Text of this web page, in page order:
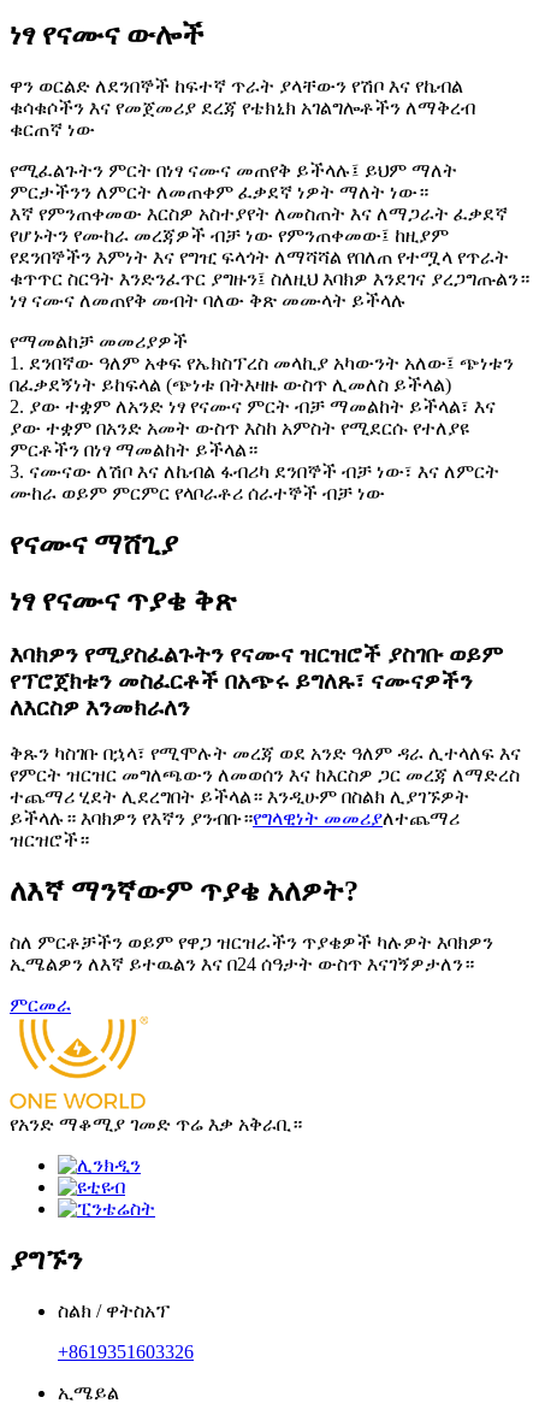
ነፃ የናሙና ውሎች
ዋን ወርልድ ለደንበኞች ከፍተኛ ጥራት ያላቸውን የሽቦ እና የኬብል
ቁሳቁሶችን እና የመጀመሪያ ደረጃ የቴክኒክ አገልግሎቶችን ለማቅረብ
ቁርጠኛ ነው
የሚፈልጉትን ምርት በነፃ ናሙና መጠየቅ ይችላሉ፤ ይህም ማለት
ምርታችንን ለምርት ለመጠቀም ፈቃደኛ ነዎት ማለት ነው።
እኛ የምንጠቀመው እርስዎ አስተያየት ለመስጠት እና ለማጋራት ፈቃደኛ
የሆኑትን የሙከራ መረጃዎች ብቻ ነው የምንጠቀመው፤ ከዚያም
የደንበኞችን እምነት እና የግዢ ፍላጎት ለማሻሻል የበለጠ የተሟላ የጥራት
ቁጥጥር ስርዓት እንድንፈጥር ያግዙን፤ ስለዚህ እባክዎ እንደገና ያረጋግጡልን።
ነፃ ናሙና ለመጠየቅ መብት ባለው ቅጽ መሙላት ይችላሉ
የማመልከቻ መመሪያዎች
1. ደንበኛው ዓለም አቀፍ የኤክስፕረስ መላኪያ አካውንት አለው፤ ጭነቱን
በፈቃደኝነት ይከፍላል (ጭነቱ በትእዛዙ ውስጥ ሊመለስ ይችላል)
2. ያው ተቋም ለአንድ ነፃ የናሙና ምርት ብቻ ማመልከት ይችላል፣ እና
ያው ተቋም በአንድ አመት ውስጥ እስከ አምስት የሚደርሱ የተለያዩ
ምርቶችን በነፃ ማመልከት ይችላል።
3. ናሙናው ለሽቦ እና ለኬብል ፋብሪካ ደንበኞች ብቻ ነው፣ እና ለምርት
ሙከራ ወይም ምርምር የላቦራቶሪ ሰራተኞች ብቻ ነው
የናሙና ማሸጊያ
ነፃ የናሙና ጥያቄ ቅጽ
እባክዎን የሚያስፈልጉትን የናሙና ዝርዝሮች ያስገቡ ወይም
የፕሮጀክቱን መስፈርቶች በአጭሩ ይግለጹ፣ ናሙናዎችን
ለእርስዎ እንመክራለን
ቅጹን ካስገቡ በኋላ፣ የሚሞሉት መረጃ ወደ አንድ ዓለም ዳራ ሊተላለፍ እና
የምርት ዝርዝር መግለጫውን ለመወሰን እና ከእርስዎ ጋር መረጃ ለማድረስ
ተጨማሪ ሂደት ሊደረግበት ይችላል። እንዲሁም በስልክ ሊያገኙዎት
ይችላሉ። እባክዎን የእኛን ያንብቡ።የግላዊነት መመሪያለተጨማሪ
ዝርዝሮች።
ለእኛ ማንኛውም ጥያቄ አለዎት?
ስለ ምርቶቻችን ወይም የዋጋ ዝርዝራችን ጥያቄዎች ካሉዎት እባክዎን
ኢሜልዎን ለእኛ ይተዉልን እና በ24 ሰዓታት ውስጥ እናገኝዎታለን።
ምርመራ
የአንድ ማቆሚያ ገመድ ጥሬ እቃ አቅራቢ።
ያግኙን
ስልክ / ዋትስአፕ
+8619351603326
ኢሜይል